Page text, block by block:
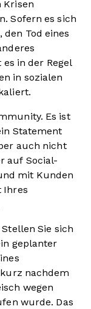
Krisen
Sofern es sich
Tod eines
in der Regel
in sozialen
Es ist
Statement
auch nicht
auf Social-
mit Kunden
Ihres
Sie sich
geplanter
nachdem
wegen
wurde. Das